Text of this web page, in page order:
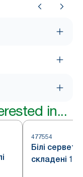
in...
477554
Білі
складені 1/8